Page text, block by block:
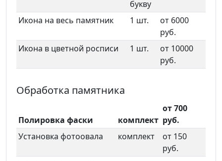
букву
Икона на весь памятник 1 шт.
от 6000
руб.
Икона в цветной росписи
1 шт.
от 10000
руб.
Обработка памятника
Полировка фаски комплект
от 700
руб.
Установка фотоовала
комплект
от 150
руб.